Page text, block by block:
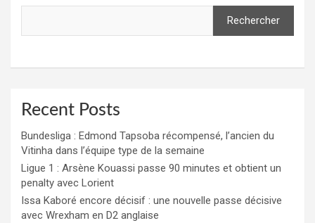
Rechercher
Recent Posts
Bundesliga : Edmond Tapsoba récompensé, l’ancien du
Vitinha dans l’équipe type de la semaine
Ligue 1 : Arsène Kouassi passe 90 minutes et obtient un
penalty avec Lorient
Issa Kaboré encore décisif : une nouvelle passe décisive
avec Wrexham en D2 anglaise